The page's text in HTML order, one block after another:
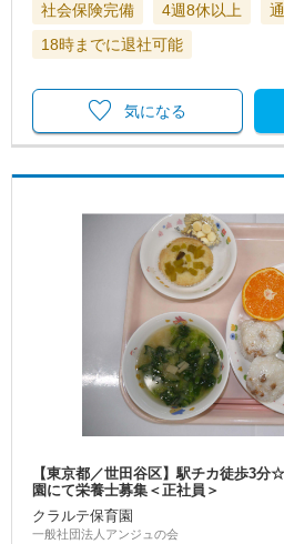
社会保険完備 4週8休以上
18時までに退社可能
気になる
【東京都／世田谷区】駅チカ徒歩3
園にて栄養士募集＜正社員＞
クラルテ保育園
一般社団法人アンジュの会